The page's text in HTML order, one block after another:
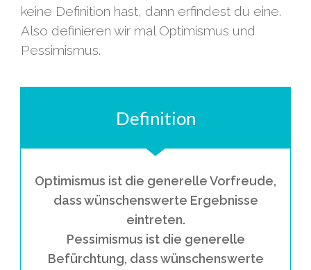
keine Definition hast, dann erfindest du eine.
Also definieren wir mal Optimismus und
Pessimismus.
Definition
Optimismus ist die generelle Vorfreude,
dass wünschenswerte Ergebnisse
eintreten.
Pessimismus ist die generelle
Befürchtung, dass wünschenswerte